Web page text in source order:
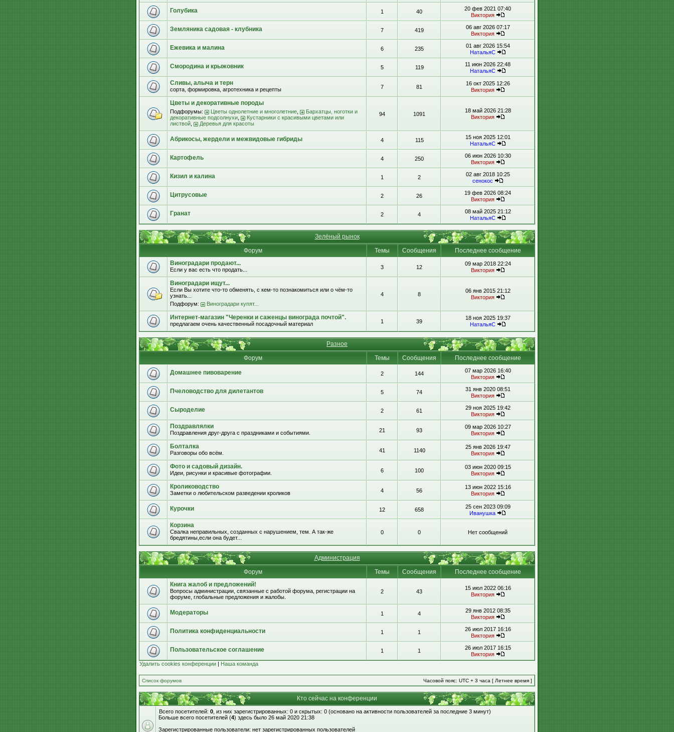
Голубика 1 40
20 фев 2021 07:40
Виктория
Земляника садовая - клубника 7 419
06 авг 2026 07:17
Виктория
Ежевика и малина 6 235
01 авг 2026 15:54
НатальяС
Смородина и крыжовник 5 119
11 июн 2026 22:48
НатальяС
Сливы, алыча и терн
сорта, формировка, агротехника и рецепты 7 81
16 окт 2025 12:26
Виктория
Цветы и декоративные породы
Подфорумы: Цветы однолетние и многолетние
Бархатцы, ноготки и
декоративные подсолнухи
Кустарники с красивыми цветами или
листвой
Деревья для красоты
94 1091
18 май 2026 21:28
Виктория
Абрикосы, жердели и межвидовые гибриды 4 115
15 ноя 2025 12:01
НатальяС
Картофель 4 250
06 июн 2026 10:30
Виктория
Кизил и калина 1 2
02 авг 2018 10:25
сенокос
Цитрусовые 2 26
19 фев 2026 08:24
Виктория
Гранат 2 4
08 май 2025 21:12
НатальяС
Зелёный рынок
Форум
Темы Сообщения
Последнее сообщение
Виноградари продают...
Если у вас есть что продать... 3 12
09 мар 2018 22:24
Виктория
Виноградари ищут...
Если Вы хотите что-то обменять, с кем-то познакомиться или о чём-то
узнать...
Подфорум:
Виноградари купят...
4 8
06 янв 2015 21:12
Виктория
Интернет-магазин "Черенки и саженцы винограда почтой".
предлагаем очень качественный посадочный материал 1 39
18 ноя 2025 19:37
НатальяС
Разное
Форум
Темы Сообщения Последнее сообщение
Домашнее пивоварение 2 144
07 мар 2026 16:40
Виктория
Пчеловодство для дилетантов 5 74
31 янв 2020 08:51
Виктория
Сыроделие 2 61
29 ноя 2025 19:42
Виктория
Поздравлялки
Поздравления друг-друга с праздниками и событиями. 21 93
09 мар 2026 10:27
Виктория
Болталка
Разговоры обо всём. 41 1140
25 янв 2026 19:47
Виктория
Фото и садовый дизайн.
Идеи, рисунки и красивые фотографии. 6 100
03 июн 2020 09:15
Виктория
Кролиководство
Заметки о любительском разведении кроликов 4 56
13 июн 2022 15:16
Виктория
Курочки 12 658
25 сен 2023 09:09
Иванушка
Корзина
Свалка неправильных, созданных с нарушением, тем. А так-же
бредятины,если она будет...
0 0 Нет сообщений
Администрация
Форум
Темы Сообщения
Последнее сообщение
Книга жалоб и предложений!
Вопросы администрации, связанные с работой форума, регистрации на
форуме, глобальные предложения и жалобы.
2 43
15 июл 2022 06:16
Виктория
Модераторы 1 4
29 янв 2012 08:35
Виктория
Политика конфиденциальности 1 1
26 июл 2017 16:16
Виктория
Пользовательское соглашение 1 1
26 июл 2017 16:15
Виктория
Удалить cookies конференции | Наша команда
Список форумов Часовой пояс: UTC + 3 часа [ Летнее время ]
Кто сейчас на конференции
Всего посетителей: 0 , из них зарегистрированных: 0 и скрытых: 0 (основано на активности пользователей за последние 3 минут)
Больше всего посетителей (4) здесь было 26 май 2020 21:38
Зарегистрированные пользователи: нет зарегистрированных пользователей